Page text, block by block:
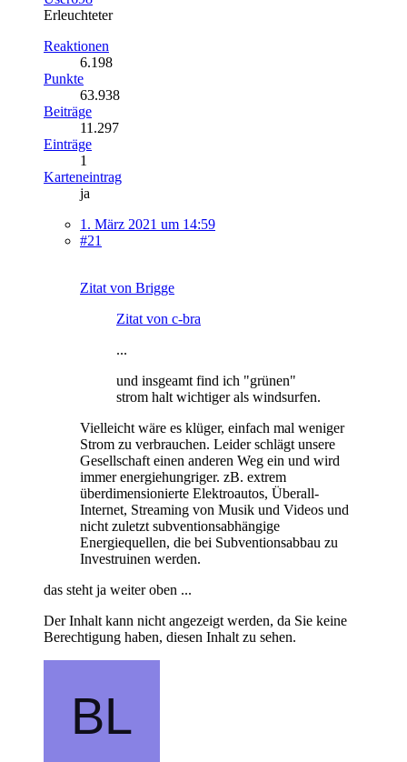
Erleuchteter
Reaktionen
6.198
Punkte
63.938
Beiträge
11.297
Einträge
1
Karteneintrag
ja
1. März 2021 um 14:59
#21
Zitat von Brigge
Zitat von c-bra
...
und insgeamt find ich "grünen"
strom halt wichtiger als windsurfen.
Vielleicht wäre es klüger, einfach mal weniger
Strom zu verbrauchen. Leider schlägt unsere
Gesellschaft einen anderen Weg ein und wird
immer energiehungriger. zB. extrem
überdimensionierte Elektroautos, Überall-
Internet, Streaming von Musik und Videos und
nicht zuletzt subventionsabhängige
Energiequellen, die bei Subventionsabbau zu
Investruinen werden.
das steht ja weiter oben ...
Der Inhalt kann nicht angezeigt werden, da Sie keine
Berechtigung haben, diesen Inhalt zu sehen.